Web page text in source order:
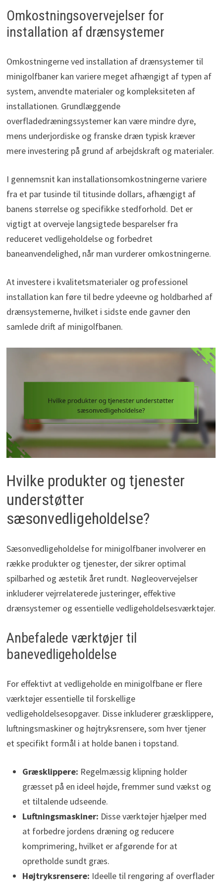
Omkostningsovervejelser for
installation af drænsystemer
Omkostningerne ved installation af drænsystemer til
minigolfbaner kan variere meget afhængigt af typen af
system, anvendte materialer og kompleksiteten af
installationen. Grundlæggende
overfladedræningssystemer kan være mindre dyre,
mens underjordiske og franske dræn typisk kræver
mere investering på grund af arbejdskraft og materialer.
I gennemsnit kan installationsomkostningerne variere
fra et par tusinde til titusinde dollars, afhængigt af
banens størrelse og specifikke stedforhold. Det er
vigtigt at overveje langsigtede besparelser fra
reduceret vedligeholdelse og forbedret
baneanvendelighed, når man vurderer omkostningerne.
At investere i kvalitetsmaterialer og professionel
installation kan føre til bedre ydeevne og holdbarhed af
drænsystemerne, hvilket i sidste ende gavner den
samlede drift af minigolfbanen.
Hvilke produkter og tjenester
understøtter
sæsonvedligeholdelse?
Sæsonvedligeholdelse for minigolfbaner involverer en
række produkter og tjenester, der sikrer optimal
spilbarhed og æstetik året rundt. Nøgleovervejelser
inkluderer vejrrelaterede justeringer, effektive
drænsystemer og essentielle vedligeholdelsesværktøjer.
Anbefalede værktøjer til
banevedligeholdelse
For effektivt at vedligeholde en minigolfbane er flere
værktøjer essentielle til forskellige
vedligeholdelsesopgaver. Disse inkluderer græsklippere,
luftningsmaskiner og højtryksrensere, som hver tjener
et specifikt formål i at holde banen i topstand.
Græsklippere: Regelmæssig klipning holder
græsset på en ideel højde, fremmer sund vækst og
et tiltalende udseende.
Luftningsmaskiner: Disse værktøjer hjælper med
at forbedre jordens dræning og reducere
komprimering, hvilket er afgørende for at
opretholde sundt græs.
Højtryksrensere: Ideelle til rengøring af overflader